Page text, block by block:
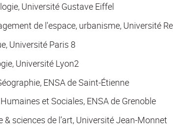
Université Gustave Eiffel
de l'espace, urbanisme, Université
Université Paris 8
Université Lyon2
ENSA de Saint-Étienne
et Sociales, ENSA de Grenoble
& sciences de l’art, Université Jean-Monnet